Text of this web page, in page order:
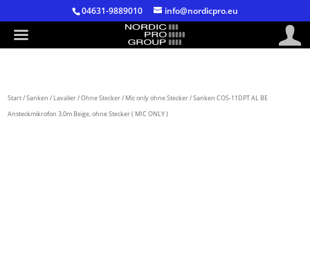
04631-9889010 info@nordicpro.eu
Start/Sanken / Lavalier/Ohne Stecker/ Mic only ohne Stecker/ Sanken COS-11DPT AL BE
Ansteckmikrofon 3.0m Beige, ohne Stecker ( MIC ONLY )